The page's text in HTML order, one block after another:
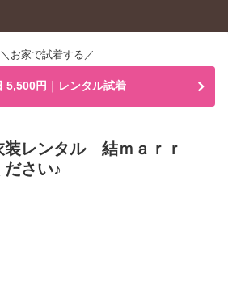
＼お家で試着する／
5,500円｜レンタル試着
装レンタル 結ｍａｒｒ
さい♪